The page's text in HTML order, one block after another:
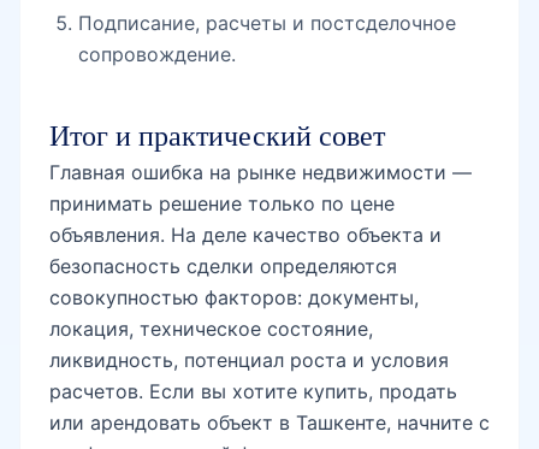
Итог и практический совет
Главная ошибка на рынке недвижимости —
объявления. На деле качество объекта и
безопасность сделки определяются
совокупностью факторов: документы,
локация, техническое состояние,
ликвидность, потенциал роста и условия
расчетов. Если вы хотите купить, продать
или арендовать объект в Ташкенте, начните с
профессиональной фильтрации вариантов и
юридической проверки. Это сокращает
сроки сделки и защищает от критичных
рисков. Оставьте заявку на этой странице —